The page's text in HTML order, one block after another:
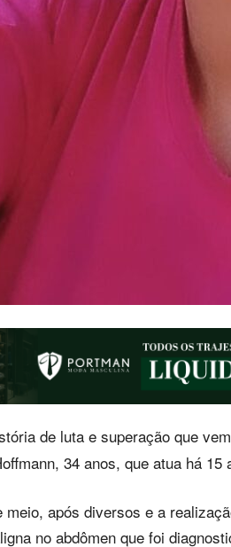
de luta e superação que
34 anos, que atua há 15
meio, após diversos e a
no abdômen que foi